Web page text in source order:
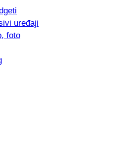
Jović, fotograf -
uređaji
foto